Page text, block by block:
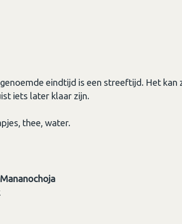
eindtijd is een streeftijd. Het kan
iets later klaar zijn.
thee, water.